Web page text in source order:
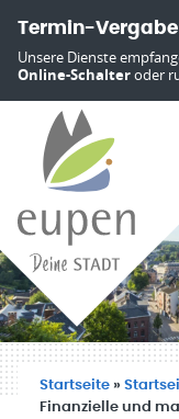
Termin-
Unsere Dienste
Online-Schalteroder
Startseite »
Finanzielle und